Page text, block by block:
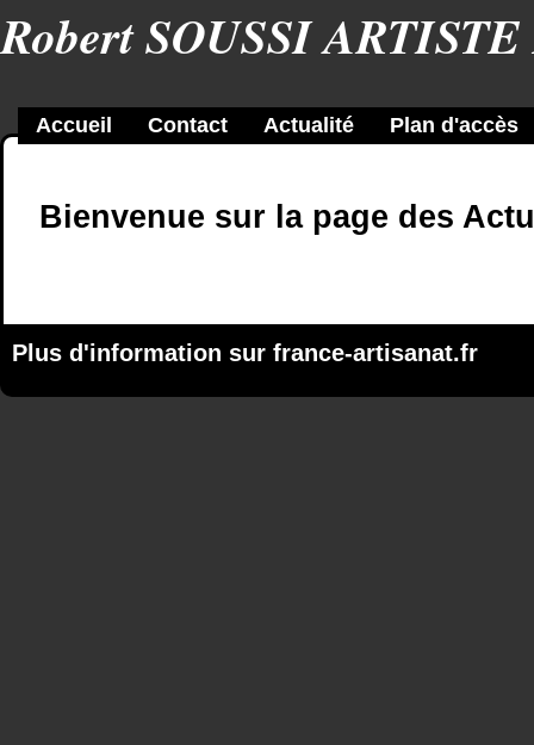
Robert SOUSSI
Bienvenue sur la page des
Plus d'information sur france-artisanat.fr
Accueil Contact Actualité Plan d'accès